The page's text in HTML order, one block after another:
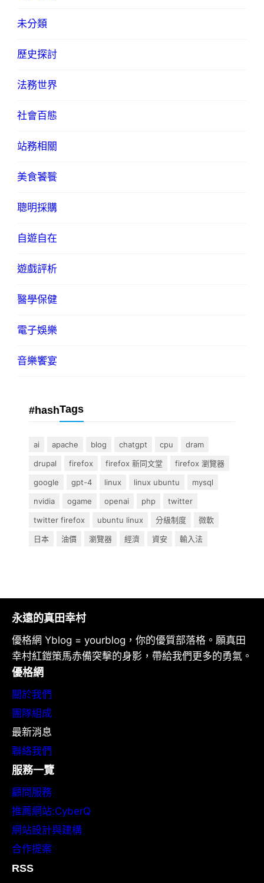
未分類
歷史探討
法務世界
社會百態
站務相關
美食饕餮
聰明採購
自遊自在
遊戲評析
醫學保健
電子娛樂
音樂饗宴
#hashTags
ai apache blog chatgpt cpu
dram
drupal
firefox firefox 新同文堂
firefox 瀏覽器
google
gpt-4 linux linux ubuntu
mysql
nvidia
ogame openai php
twitter
twitter firefox
ubuntu linux 分級制度
微軟
日本
油價 瀏覽器 經濟 資安 輸入法
永遠的真田幸村
優格網 Yblog = yourblog，你的優質部落格。願真田
幸村紅鎧策馬赤備突擊的身影，帶給我們更多的勇氣。
優格網
關於我們
團隊組成
最新消息
聯絡我們
服務一覽
顧問服務
推薦網站:CyberQ
網站設計與建構
合作提案
RSS